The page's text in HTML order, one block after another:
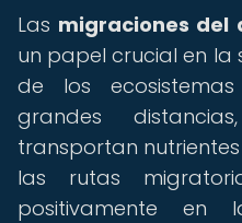
Las migraciones del
un papel crucial en la
de los
grandes
transportan
las rutas
positivamente en